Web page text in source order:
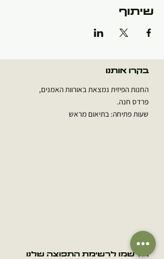
שיתוף
בקרו אותנו
החנות הפיזית נמצאת באורוות האמנים,
פרדס חנה.
שעות פתיחה: בתיאום מראש
הירשמו לרשימת התפוצה שלנו